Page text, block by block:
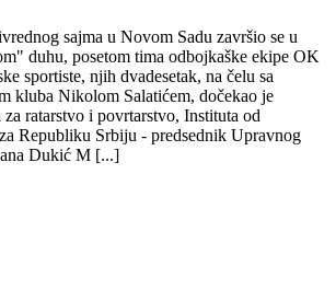
sajma u Novom Sadu završio se u
duhu, posetom tima odbojkaške ekipe OK
sportiste, njih dvadesetak, na čelu sa
kluba Nikolom Salatićem, dočekao je
ratarstvo i povrtarstvo, Instituta od
Republiku Srbiju - predsednik Upravnog
Dukić M [...]